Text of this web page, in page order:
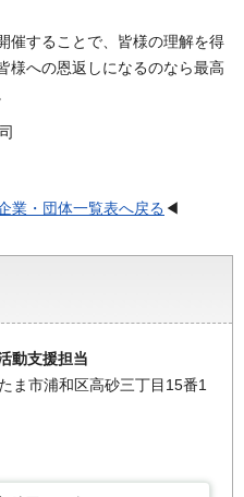
催することで、皆様の理解を得
様への恩返しになるのなら最高
業・団体一覧表へ戻る ◀
動支援担当
ま市浦和区高砂三丁目15番1